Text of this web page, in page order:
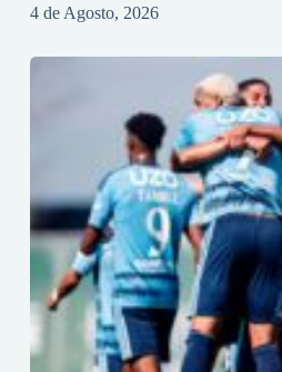
4 de Agosto, 2026